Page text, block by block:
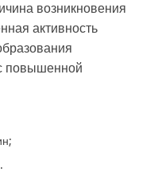
возникновения
активность
повышенной